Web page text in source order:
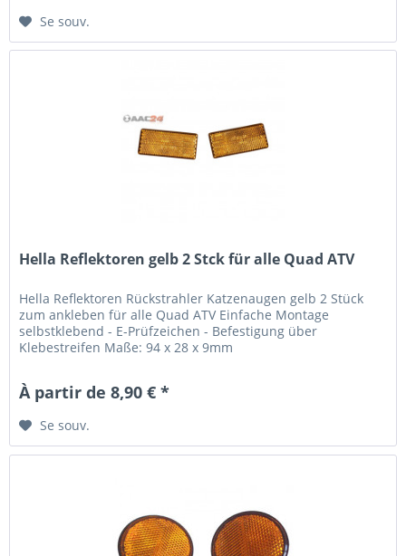
Se souv.
Hella Reflektoren gelb 2 Stck für alle Quad ATV
Hella Reflektoren Rückstrahler Katzenaugen gelb 2 Stück
zum ankleben für alle Quad ATV Einfache Montage
selbstklebend - E-Prüfzeichen - Befestigung über
Klebestreifen Maße: 94 x 28 x 9mm
À partir de 8,90 € *
Se souv.